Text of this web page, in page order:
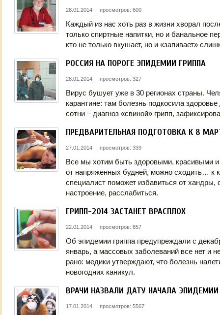
28.01.2014 | просмотров: 600
Каждый из нас хоть раз в жизни хворал
только спиртные напитки, но и банальное
кто не только вкушает, но и «запивает»
РОССИЯ НА ПОРОГЕ ЭПИДЕМИИ ГРИППА
28.01.2014 | просмотров: 327
Вирус бушует уже в 30 регионах страны.
карантине: там болезнь подкосила
сотни – диагноз «свиной» грипп,
ПРЕДВАРИТЕЛЬНАЯ ПОДГОТОВКА К 8
27.01.2014 | просмотров: 339
Все мы хотим быть здоровыми, красивыми
от напряженных будней, можно сходить… к
специалист поможет избавиться от хандры,
настроение, расслабиться.
ГРИПП-2014 ЗАСТАНЕТ ВРАСПЛОХ
22.01.2014 | просмотров: 857
Об эпидемии гриппа предупреждали с
январь, а массовых заболеваний все нет и
рано: медики утверждают, что болезнь
новогодних каникул.
ВРАЧИ НАЗВАЛИ ДАТУ НАЧАЛА ЭПИДЕМИИ
17.01.2014 | просмотров: 5567